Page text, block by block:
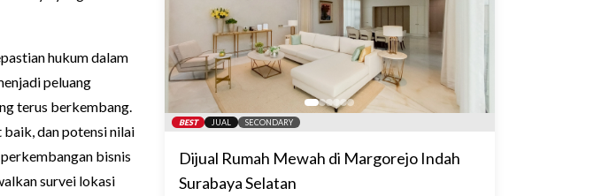
hukum dalam
peluang
terus berkembang.
baik, dan potensi nilai
bisnis
survei lokasi
BEST JUAL SECONDARY
Dijual Rumah Mewah di Margorejo Indah
Surabaya Selatan